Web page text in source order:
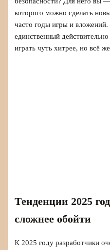
которого можно сделать
часто годы игры и
единственный
играть чуть хитрее, но всё
Тенденции 2025
сложнее обойти
К 2025 году разработчики